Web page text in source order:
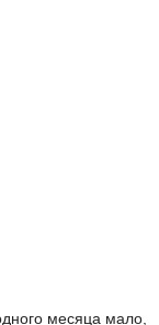
месяца мало,